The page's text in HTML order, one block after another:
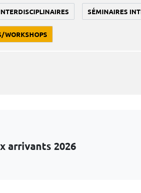
SÉMINAIRES
WORKSHOPS
arrivants 2026